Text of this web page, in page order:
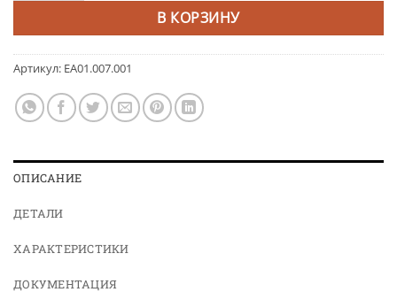
В КОРЗИНУ
Артикул: EA01.007.001
ОПИСАНИЕ
ДЕТАЛИ
ХАРАКТЕРИСТИКИ
ДОКУМЕНТАЦИЯ